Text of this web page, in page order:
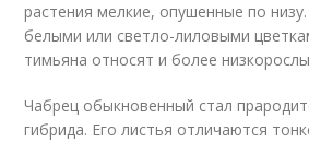
растения мелкие, опушенные по
белыми или светло-лиловыми
тимьяна относят и более
Чабрец обыкновенный стал
гибрида. Его листья отличаются